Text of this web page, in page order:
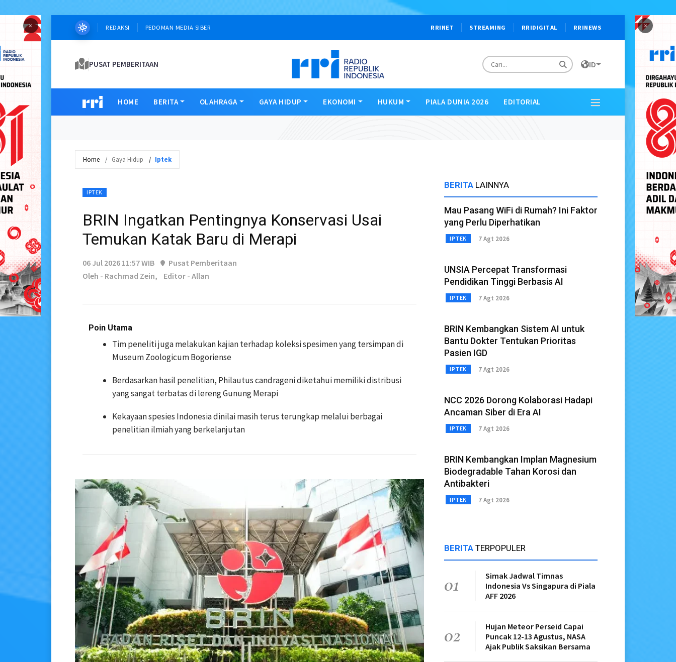
× ×
REDAKSI PEDOMAN MEDIA SIBER RRINET STREAMING RRIDIGITAL RRINEWS
PUSAT PEMBERITAAN ID
HOME BERITA OLAHRAGA GAYA HIDUP EKONOMI HUKUM PIALA DUNIA 2026 EDITORIAL
Home Gaya Hidup Iptek
IPTEK
BRIN Ingatkan Pentingnya Konservasi Usai
Temukan Katak Baru di Merapi
06 Jul 2026 11:57 WIB
Pusat Pemberitaan
Oleh - Rachmad Zein,
Editor - Allan
Poin Utama
Tim peneliti juga melakukan kajian terhadap koleksi spesimen yang tersimpan di
Museum Zoologicum Bogoriense
Berdasarkan hasil penelitian, Philautus candrageni diketahui memiliki distribusi
yang sangat terbatas di lereng Gunung Merapi
Kekayaan spesies Indonesia dinilai masih terus terungkap melalui berbagai
penelitian ilmiah yang berkelanjutan
BERITA LAINNYA
Mau Pasang WiFi di Rumah? Ini Faktor
yang Perlu Diperhatikan
IPTEK 7 Agt 2026
UNSIA Percepat Transformasi
Pendidikan Tinggi Berbasis AI
IPTEK 7 Agt 2026
BRIN Kembangkan Sistem AI untuk
Bantu Dokter Tentukan Prioritas
Pasien IGD
IPTEK 7 Agt 2026
NCC 2026 Dorong Kolaborasi Hadapi
Ancaman Siber di Era AI
IPTEK 7 Agt 2026
BRIN Kembangkan Implan Magnesium
Biodegradable Tahan Korosi dan
Antibakteri
IPTEK 7 Agt 2026
BERITA TERPOPULER
01
Simak Jadwal Timnas
Indonesia Vs Singapura di Piala
AFF 2026
02
Hujan Meteor Perseid Capai
Puncak 12-13 Agustus, NASA
Ajak Publik Saksikan Bersama